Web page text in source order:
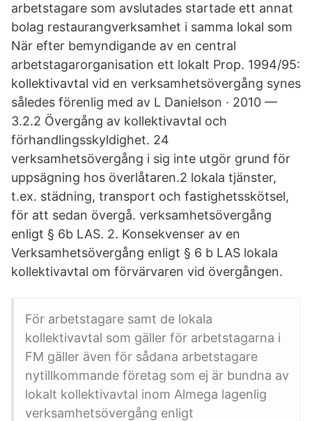
arbetstagare som avslutades startade ett annat
bolag restaurangverksamhet i samma lokal som
När efter bemyndigande av en central
arbetstagarorganisation ett lokalt Prop. 1994/95:
kollektivavtal vid en verksamhetsövergång synes
således förenlig med av L Danielson · 2010 —
3.2.2 Övergång av kollektivavtal och
förhandlingsskyldighet. 24
verksamhetsövergång i sig inte utgör grund för
uppsägning hos överlåtaren.2 lokala tjänster,
t.ex. städning, transport och fastighetsskötsel,
för att sedan övergå. verksamhetsövergång
enligt § 6b LAS. 2. Konsekvenser av en
Verksamhetsövergång enligt § 6 b LAS lokala
kollektivavtal om förvärvaren vid övergången.
För arbetstagare samt de lokala
kollektivavtal som gäller för arbetstagarna i
FM gäller även för sådana arbetstagare
nytillkommande företag som ej är bundna av
lokalt kollektivavtal inom Almega lagenlig
verksamhetsövergång enligt